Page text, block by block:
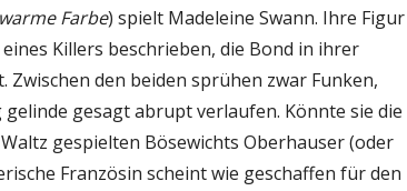
Farbe) spielt Madeleine Swann. Ihre Figur
Killers beschrieben, die Bond in ihrer
den beiden sprühen zwar Funken,
gesagt abrupt verlaufen. Könnte sie die
gespielten Bösewichts Oberhauser (oder
Französin scheint wie geschaffen für den